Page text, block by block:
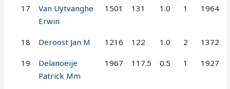
17
Van Uytvanghe
Erwin
1501 131 1.0 1 1964
18 Deroost Jan M 1216 122 1.0 2 1372
19
Delanoeije
Patrick Mm
1967 117.5 0.5 1 1927